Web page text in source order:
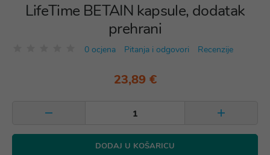
LifeTime BETAIN kapsule, dodatak
prehrani
0 ocjena Pitanja i odgovori Recenzije
23,89 €
DODAJ U KOŠARICU